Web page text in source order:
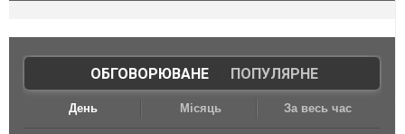
ОБГОВОРЮВАНЕ| ПОПУЛЯРНЕ
День Місяць За весь час